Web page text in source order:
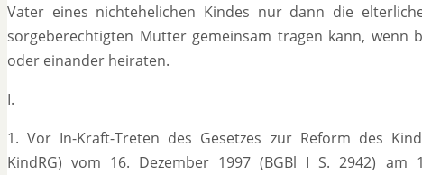
Vater eines nichtehelichen Kindes nur dann die
sorgeberechtigten Mutter gemeinsam tragen kann, wenn
oder einander heiraten.
I.
1. Vor In-Kraft-Treten des Gesetzes zur Reform des
KindRG) vom 16. Dezember 1997 (BGBl I S. 2942) am